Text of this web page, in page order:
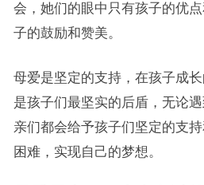
会，她们的眼中只有孩子的优
子的鼓励和赞美。
母爱是坚定的支持，在孩子成
是孩子们最坚实的后盾，无论
亲们都会给予孩子们坚定的支
困难，实现自己的梦想。